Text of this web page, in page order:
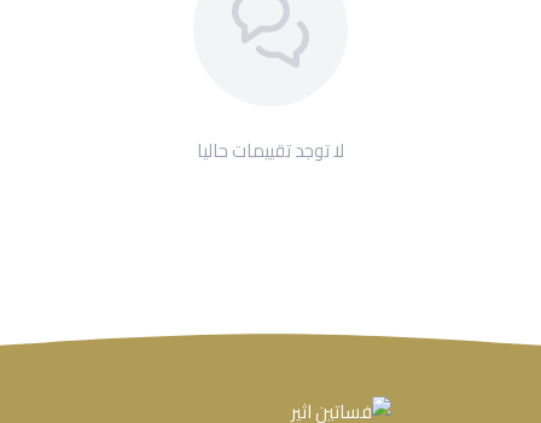
لا توجد تقييمات حاليا